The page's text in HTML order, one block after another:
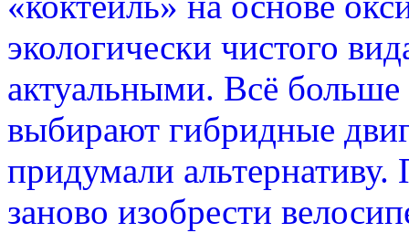
экологически чистого
актуальными. Всё
выбирают гибридные
придумали
заново изобрести